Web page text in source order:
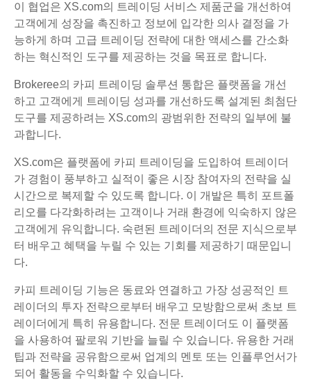
이 협업은 XS.com의 트레이딩 서비스 제품군을 개선하여
고객에게 성장을 촉진하고 정보에 입각한 의사 결정을 가
능하게 하며 고급 트레이딩 전략에 대한 액세스를 간소화
하는 혁신적인 도구를 제공하는 것을 목표로 합니다.
Brokeree의 카피 트레이딩 솔루션 통합은 플랫폼을 개선
하고 고객에게 트레이딩 성과를 개선하도록 설계된 최첨단
도구를 제공하려는 XS.com의 광범위한 전략의 일부에 불
과합니다.
XS.com은 플랫폼에 카피 트레이딩을 도입하여 트레이더
가 경험이 풍부하고 실적이 좋은 시장 참여자의 전략을 실
시간으로 복제할 수 있도록 합니다. 이 개발은 특히 포트폴
리오를 다각화하려는 고객이나 거래 환경에 익숙하지 않은
고객에게 유익합니다. 숙련된 트레이더의 전문 지식으로부
터 배우고 혜택을 누릴 수 있는 기회를 제공하기 때문입니
다.
카피 트레이딩 기능은 동료와 연결하고 가장 성공적인 트
레이더의 투자 전략으로부터 배우고 모방함으로써 초보 트
레이더에게 특히 유용합니다. 전문 트레이더도 이 플랫폼
을 사용하여 팔로워 기반을 늘릴 수 있습니다. 유용한 거래
팁과 전략을 공유함으로써 업계의 멘토 또는 인플루언서가
되어 활동을 수익화할 수 있습니다.